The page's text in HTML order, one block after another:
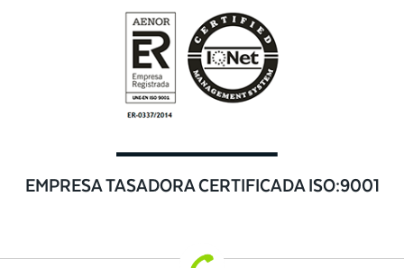
EMPRESA TASADORA CERTIFICADA ISO:9001